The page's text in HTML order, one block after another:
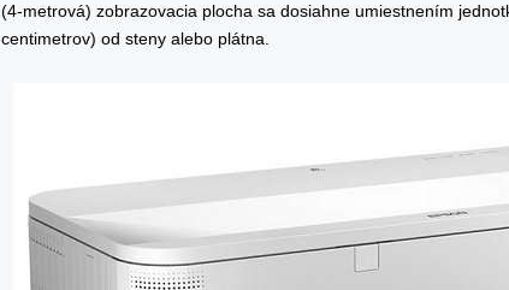
(4-metrová) zobrazovacia plocha sa dosiahne umiestnením
centimetrov) od steny alebo plátna.